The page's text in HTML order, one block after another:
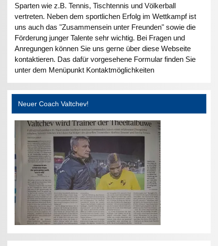
Sparten wie z.B. Tennis, Tischtennis und Völkerball
vertreten. Neben dem sportlichen Erfolg im Wettkampf ist
uns auch das "Zusammensein unter Freunden" sowie die
Förderung junger Talente sehr wichtig. Bei Fragen und
Anregungen können Sie uns gerne über diese Webseite
kontaktieren. Das dafür vorgesehene Formular finden Sie
unter dem Menüpunkt Kontaktmöglichkeiten
Neuer Coach Valtchev!